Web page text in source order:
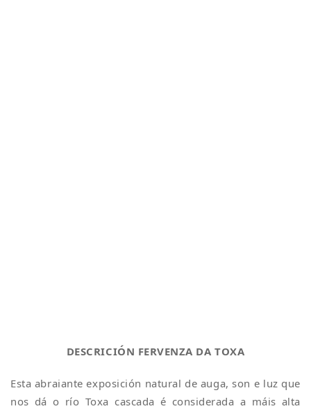
DESCRICIÓN FERVENZA DA TOXA
Esta abraiante exposición natural de auga, son e luz que
nos dá o río Toxa cascada é considerada a máis alta